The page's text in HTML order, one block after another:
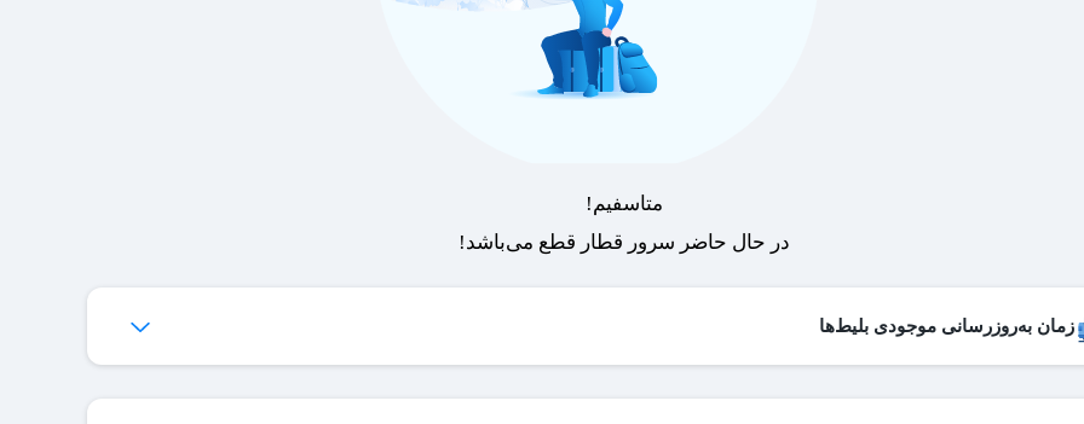
زمان به‌روزرسانی موجودی بلیط‌ها
متاسفیم!
در حال حاضر سرور قطار قطع می‌باشد!